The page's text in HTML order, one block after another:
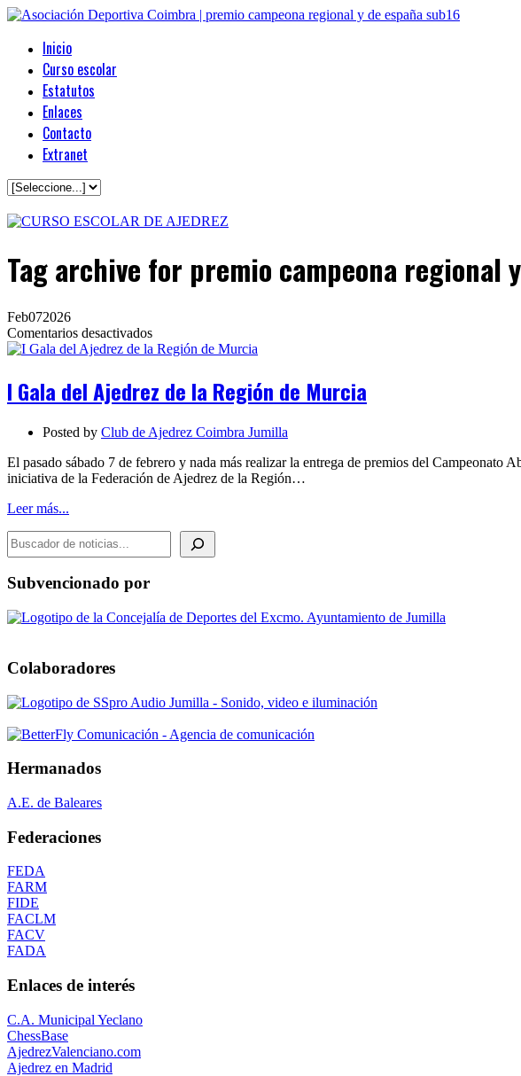
Inicio
Curso escolar
Estatutos
Enlaces
Contacto
Extranet
Tag archive for premio campeona regional
Feb072026
Comentarios desactivadosen
I
Ajedrez
la
Región
de
Murcia
I Gala del Ajedrez de la Región de Murcia
Posted by Club de Ajedrez Coimbra Jumilla
El pasado sábado 7 de febrero y nada más realizar la entrega de premios del
iniciativa de la Federación de Ajedrez de la Región…
Leer más...
BUSCADOR DE NOTICIAS
Subvencionado por
Colaboradores
Hermanados
A.E. de Baleares
Federaciones
FEDA
FARM
FIDE
FACLM
FACV
FADA
Enlaces de interés
C.A. Municipal Yeclano
ChessBase
AjedrezValenciano.com
Ajedrez en Madrid